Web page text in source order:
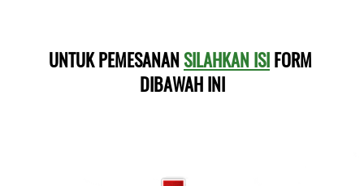
UNTUK PEMESANAN SILAHKAN ISI FORM
DIBAWAH INI